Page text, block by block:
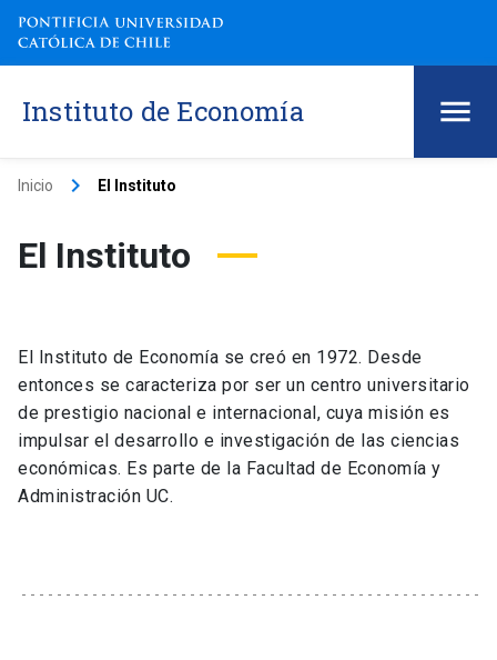
Instituto de Economía
Inicio keyboard_arrow_right El Instituto
El Instituto
El Instituto de Economía se creó en 1972. Desde
entonces se caracteriza por ser un centro universitario
de prestigio nacional e internacional, cuya misión es
impulsar el desarrollo e investigación de las ciencias
económicas. Es parte de la Facultad de Economía y
Administración UC.